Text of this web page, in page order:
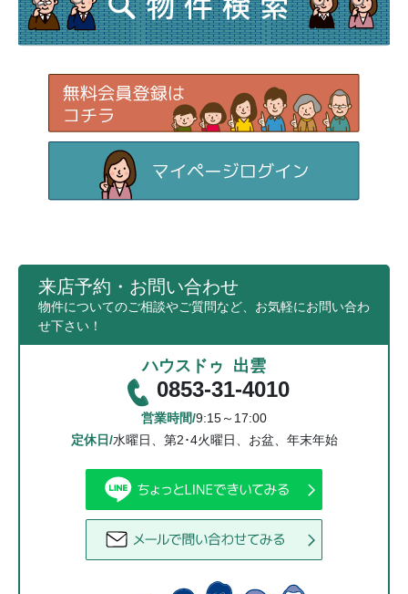
来店予約・お問い合わせ
物件についてのご相談やご質問など、お気軽にお問い合わ
せ下さい！
ハウスドゥ 出雲
0853-31-4010
営業時間/9:15～17:00
定休日/水曜日、第2･4火曜日、お盆、年末年始